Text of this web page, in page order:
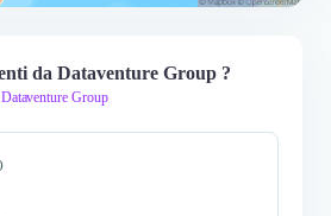
da Dataventure Group ?
Group